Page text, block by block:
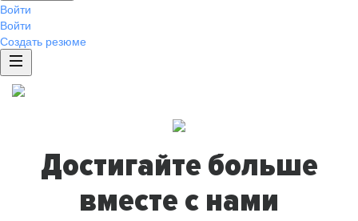
Войти
Войти
Создать резюме
Достигайте больше
вместе с нами